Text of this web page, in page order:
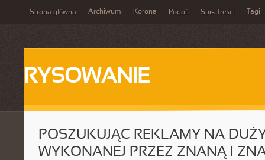
Strona główna Archiwum Korona Pogoń Spis Treści Tagi
RYSOWANIE
POSZUKUJĄC REKLAMY NA
WYKONANEJ PRZEZ ZNANĄ I